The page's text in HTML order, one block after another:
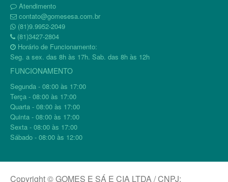
Atendimento
contato@gomesesa.com.br
(81)9.9952-2049
(81)3427-2804
Horário de Funcionamento:
Seg. a sex. das 8h às 17h. Sab. das 8h às 12h
FUNCIONAMENTO
Segunda - 08:00 às 17:00
Terça - 08:00 às 17:00
Quarta - 08:00 às 17:00
Quinta - 08:00 às 17:00
Sexta - 08:00 às 17:00
Sábado - 08:00 às 12:00
Copyright © GOMES E SÁ E CIA LTDA / CNPJ: